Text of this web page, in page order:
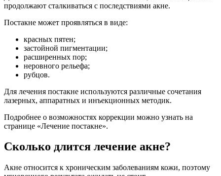
продолжают сталкиваться с последствиями акне.
Постакне может проявляться в виде:
красных пятен;
застойной пигментации;
расширенных пор;
неровного рельефа;
рубцов.
Для лечения постакне используются различные сочетания
лазерных, аппаратных и инъекционных методик.
Подробнее о возможностях коррекции можно узнать на
странице «Лечение постакне».
Сколько длится лечение акне?
Акне относится к хроническим заболеваниям кожи, поэтому